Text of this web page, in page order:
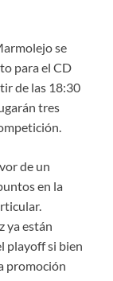
se
para el CD
de las 18:30
tres
de un
en la
ya están
playoff si bien
promoción